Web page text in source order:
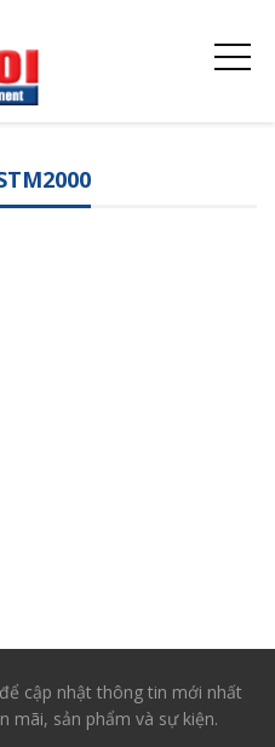
cập nhật thông tin mới nhất
mãi, sản phẩm và sự kiện.